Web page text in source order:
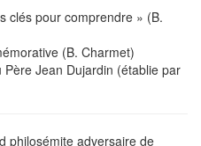
clés pour comprendre » (B.
(B. Charmet)
Jean Dujardin (établie par
philosémite adversaire de